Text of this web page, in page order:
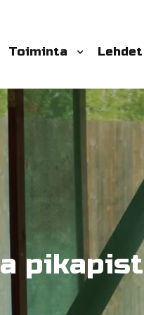
Toiminta Lehdet